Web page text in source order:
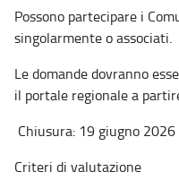
Possono partecipare i
singolarmente o associati.
Le domande dovranno
il portale regionale a
Chiusura: 19 giugno
Criteri di valutazione